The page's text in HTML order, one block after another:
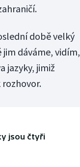
době velký
dáváme, vidím,
jazyky, jimiž
jsou čtyři